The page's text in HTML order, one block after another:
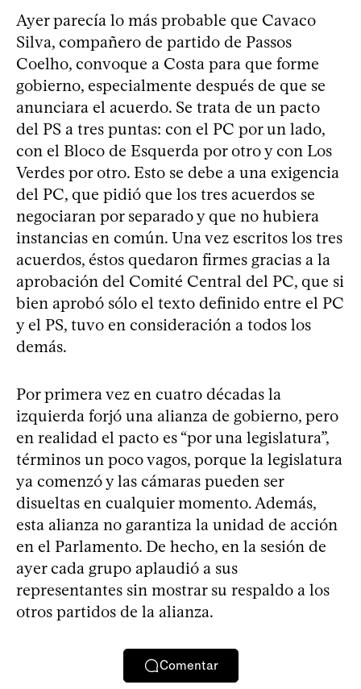
Ayer parecía lo más probable que Cavaco
Silva, compañero de partido de Passos
Coelho, convoque a Costa para que forme
gobierno, especialmente después de que se
anunciara el acuerdo. Se trata de un pacto
del PS a tres puntas: con el PC por un lado,
con el Bloco de Esquerda por otro y con Los
Verdes por otro. Esto se debe a una exigencia
del PC, que pidió que los tres acuerdos se
negociaran por separado y que no hubiera
instancias en común. Una vez escritos los tres
acuerdos, éstos quedaron firmes gracias a la
aprobación del Comité Central del PC, que si
bien aprobó sólo el texto definido entre el PC
y el PS, tuvo en consideración a todos los
demás.
Por primera vez en cuatro décadas la
izquierda forjó una alianza de gobierno, pero
en realidad el pacto es “por una legislatura”,
términos un poco vagos, porque la legislatura
ya comenzó y las cámaras pueden ser
disueltas en cualquier momento. Además,
esta alianza no garantiza la unidad de acción
en el Parlamento. De hecho, en la sesión de
ayer cada grupo aplaudió a sus
representantes sin mostrar su respaldo a los
otros partidos de la alianza.
Comentar